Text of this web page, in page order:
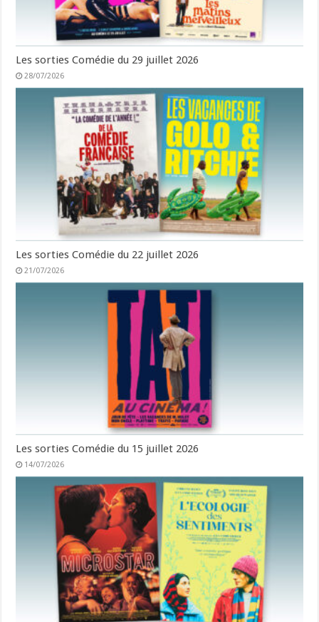
Les sorties Comédie du 29 juillet 2026
28/07/2026
Les sorties Comédie du 22 juillet 2026
21/07/2026
Les sorties Comédie du 15 juillet 2026
14/07/2026